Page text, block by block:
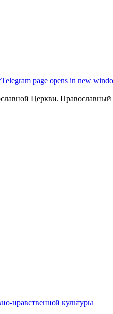
Telegram page opens in new
Церкви. Православный
нравственной культуры